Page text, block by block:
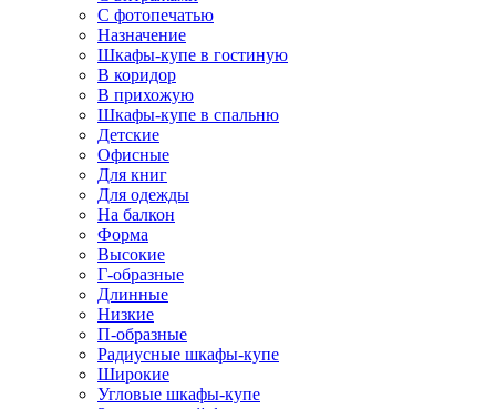
С фотопечатью
Назначение
Шкафы-купе в гостиную
В коридор
В прихожую
Шкафы-купе в спальню
Детские
Офисные
Для книг
Для одежды
На балкон
Форма
Высокие
Г-образные
Длинные
Низкие
П-образные
Радиусные шкафы-купе
Широкие
Угловые шкафы-купе